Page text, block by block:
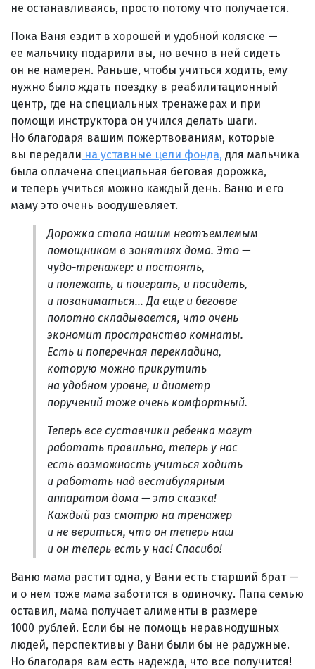
не останавливаясь, просто потому что получается.
Пока Ваня ездит в хорошей и удобной коляске —
ее мальчику подарили вы, но вечно в ней сидеть
он не намерен. Раньше, чтобы учиться ходить, ему
нужно было ждать поездку в реабилитационный
центр, где на специальных тренажерах и при
помощи инструктора он учился делать шаги.
Но благодаря вашим пожертвованиям, которые
вы передали на уставные цели фонда, для мальчика
была оплачена специальная беговая дорожка,
и теперь учиться можно каждый день. Ваню и его
маму это очень воодушевляет.
Дорожка стала нашим неотъемлемым
помощником в занятиях дома. Это —
чудо-тренажер: и постоять,
и полежать, и поиграть, и посидеть,
и позаниматься... Да еще и беговое
полотно складывается, что очень
экономит пространство комнаты.
Есть и поперечная перекладина,
которую можно прикрутить
на удобном уровне, и диаметр
поручений тоже очень комфортный.
Теперь все суставчики ребенка могут
работать правильно, теперь у нас
есть возможность учиться ходить
и работать над вестибулярным
аппаратом дома — это сказка!
Каждый раз смотрю на тренажер
и не вериться, что он теперь наш
и он теперь есть у нас! Спасибо!
Ваню мама растит одна, у Вани есть старший брат —
и о нем тоже мама заботится в одиночку. Папа семью
оставил, мама получает алименты в размере
1000 рублей. Если бы не помощь неравнодушных
людей, перспективы у Вани были бы не радужные.
Но благодаря вам есть надежда, что все получится!